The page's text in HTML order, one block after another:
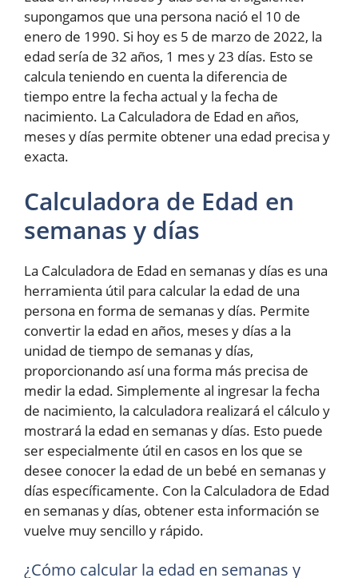
supongamos que una persona nació el 10 de
enero de 1990. Si hoy es 5 de marzo de 2022, la
edad sería de 32 años, 1 mes y 23 días. Esto se
calcula teniendo en cuenta la diferencia de
tiempo entre la fecha actual y la fecha de
nacimiento. La Calculadora de Edad en años,
meses y días permite obtener una edad precisa y
exacta.
Calculadora de Edad en
semanas y días
La Calculadora de Edad en semanas y días es una
herramienta útil para calcular la edad de una
persona en forma de semanas y días. Permite
convertir la edad en años, meses y días a la
unidad de tiempo de semanas y días,
proporcionando así una forma más precisa de
medir la edad. Simplemente al ingresar la fecha
de nacimiento, la calculadora realizará el cálculo y
mostrará la edad en semanas y días. Esto puede
ser especialmente útil en casos en los que se
desee conocer la edad de un bebé en semanas y
días específicamente. Con la Calculadora de Edad
en semanas y días, obtener esta información se
vuelve muy sencillo y rápido.
¿Cómo calcular la edad en semanas y